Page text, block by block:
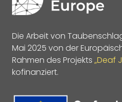
Die Arbeit von
Mai 2025 von der
Rahmen des Projekts „Deaf
kofinanziert.